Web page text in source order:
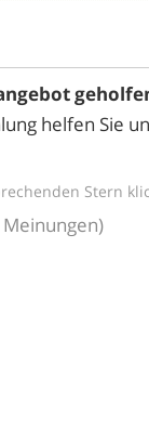
helfen Sie
Stern
Meinungen)